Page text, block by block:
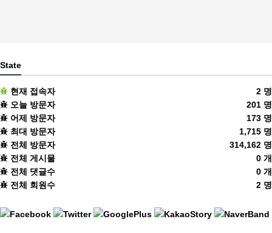
State
현재 접속자
2 명
오늘 방문자
201 명
어제 방문자
173 명
최대 방문자
1,715 명
전체 방문자
314,162 명
전체 게시물
0 개
전체 댓글수
0 개
전체 회원수
2 명